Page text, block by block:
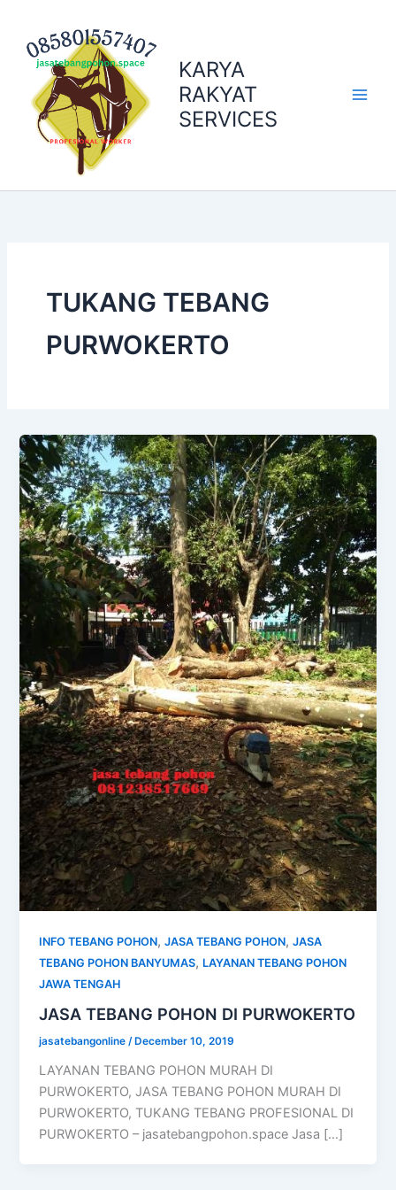
content
KARYA
RAKYAT
SERVICES
TUKANG TEBANG
PURWOKERTO
INFO TEBANG POHON,JASA TEBANG POHON,JASA
TEBANG POHON BANYUMAS, LAYANAN TEBANG POHON
JAWA TENGAH
JASA TEBANG POHON DI PURWOKERTO
jasatebangonline/ December 10, 2019
LAYANAN TEBANG POHON MURAH DI
PURWOKERTO, JASA TEBANG POHON MURAH DI
PURWOKERTO, TUKANG TEBANG PROFESIONAL DI
PURWOKERTO – jasatebangpohon.space Jasa […]